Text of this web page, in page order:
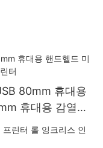
80mm 휴대용
휴대용 감열식